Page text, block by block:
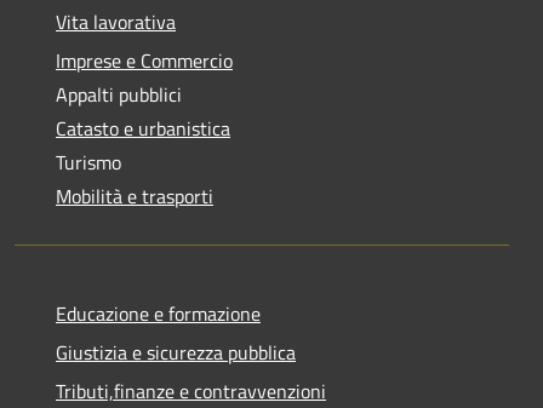
Vita lavorativa
Imprese e Commercio
Appalti pubblici
Catasto e urbanistica
Turismo
Mobilità e trasporti
Educazione e formazione
Giustizia e sicurezza pubblica
Tributi,finanze e contravvenzioni